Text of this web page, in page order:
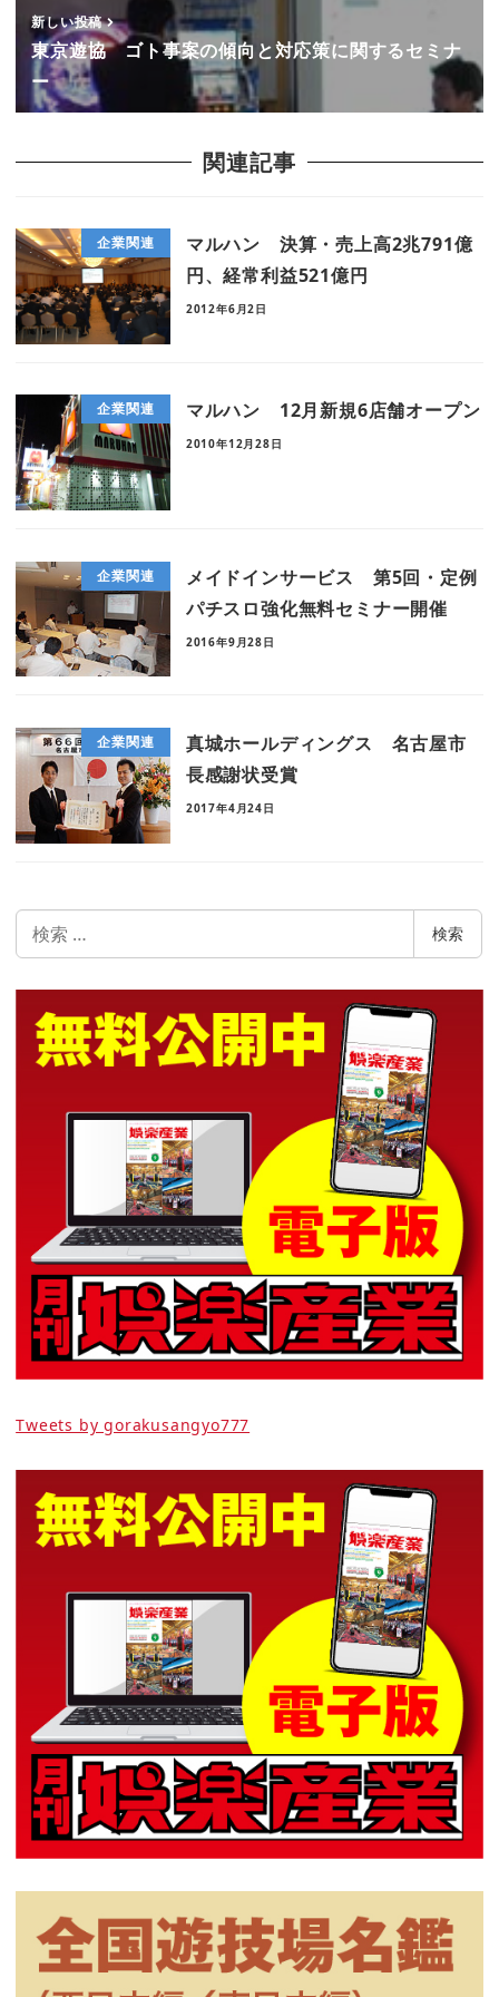
新しい投稿
東京遊協 ゴト事案の傾向と対応策に関するセミナ
ー
関連記事
企業関連
マルハン 決算・売上高2兆791億
円、経常利益521億円
2012年6月2日
企業関連 マルハン 12月新規6店舗オープン
2010年12月28日
企業関連
メイドインサービス 第5回・定例
パチスロ強化無料セミナー開催
2016年9月28日
企業関連
真城ホールディングス 名古屋市
長感謝状受賞
2017年4月24日
索
検索
Tweets by gorakusangyo777